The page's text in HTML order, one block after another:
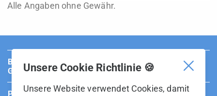
Alle Angaben ohne Gewähr.
BUS Sarganserland Werdenberg ist Teil der BOS
Gruppe.
Partner
Unsere Cookie Richtlinie 🍪
Unsere Website verwendet Cookies, damit